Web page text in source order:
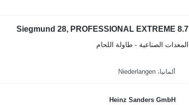
Siegmund 28, PROFESSIONAL EXTREME 8.7
المعدات الصناعية - طاولة اللحام
ألمانيا، Niederlangen
Heinz Sanders GmbH